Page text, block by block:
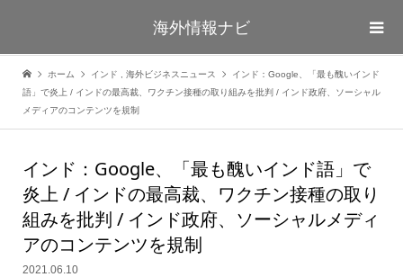
海外情報ナビ
ホーム インド 海外ビジネスニュース
インド：Google、「最も醜いインド
語」で炎上 / インドの最高裁、ワクチン接種の取り組みを批判 / インド政府、ソーシャル
メディアのコンテンツを規制
インド：Google、「最も醜いインド語」で
炎上 / インドの最高裁、ワクチン接種の取り
組みを批判 / インド政府、ソーシャルメディ
アのコンテンツを規制
2021.06.10